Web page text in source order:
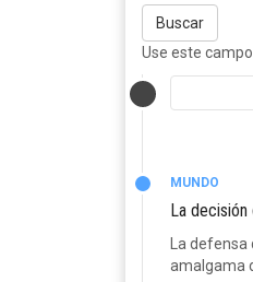
Buscar
Use este
MUNDO
La decisión
La
amalgama